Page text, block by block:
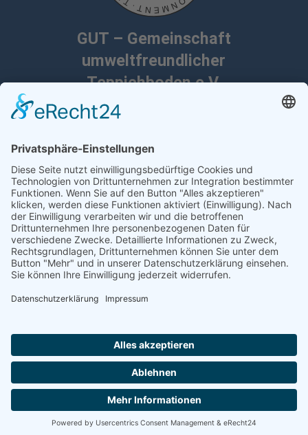
GUT – Gemeinschaft
umweltfreundlicher
Teppichboden e.V.
Adresse
Schönebergstraße 2
D-52068 Aachen
Kontakt
Tel.: +49 241 96843 411
E-Mail: mail@gut-ev.de
Mehr Informationen
Datenschutzerklärung
Homepage der GUT